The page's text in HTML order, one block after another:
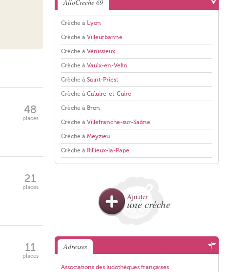
48
places
21
places
11
places
AlloCreche 69
Crèche à Lyon
Crèche à Villeurbanne
Crèche à Vénissieux
Crèche à Vaulx-en-Velin
Crèche à Saint-Priest
Crèche à Caluire-et-Cuire
Crèche à Bron
Crèche à Villefranche-sur-Saône
Crèche à Meyzieu
Crèche à Rillieux-la-Pape
Ajouter
une crèche
Adresses
Associations des ludothèques françaises